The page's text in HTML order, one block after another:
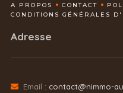
A PROPOS CONTACT
CONDITIONS GÉNÉRALES
Adresse
Email : contact@nimmo-